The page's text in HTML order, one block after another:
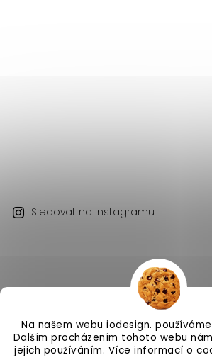
Na našem webu iodesign.
Dalším procházením tohoto webu
jejich používáním. Více informací o
Sledovat na Instagramu
Copyright 2026 iodesign. . Všechna
Vytvořil Shoptet| Design